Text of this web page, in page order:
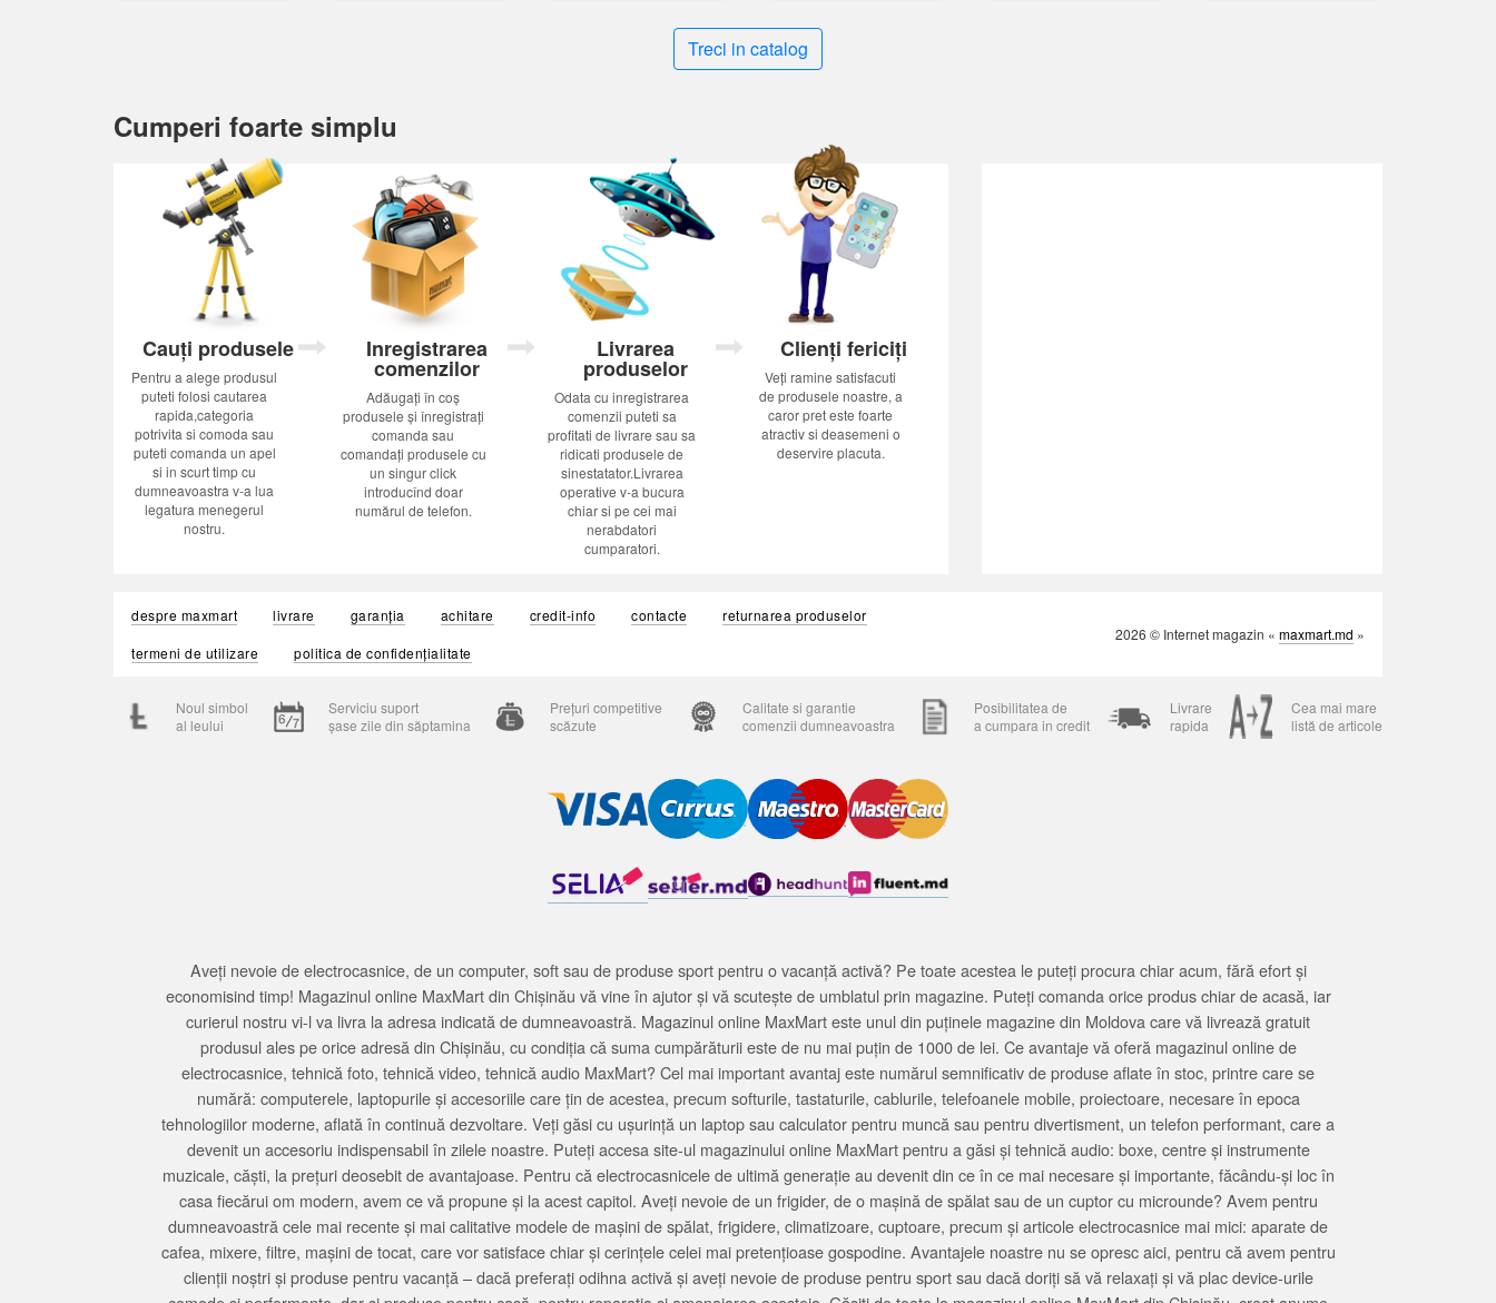
Treci in catalog
Cumperi foarte simplu
Cauți produsele
Pentru a alege produsul
puteti folosi cautarea
rapida,categoria
potrivita si comoda sau
puteti comanda un apel
si in scurt timp cu
dumneavoastra v-a lua
legatura menegerul
nostru.
Inregistrarea
comenzilor
Adăugați în coș
produsele și înregistrați
comanda sau
comandați produsele cu
un singur click
introducînd doar
numărul de telefon.
Livrarea
produselor
Odata cu inregistrarea
comenzii puteti sa
profitati de livrare sau sa
ridicati produsele de
sinestatator.Livrarea
operative v-a bucura
chiar si pe cei mai
nerabdatori
cumparatori.
Clienți fericiți
Veți ramine satisfacuti
de produsele noastre, a
caror pret este foarte
atractiv si deasemeni o
deservire placuta.
despre maxmart livrare garanția achitare credit-info contacte
returnarea produselor
termeni de utilizare
politica de confidențialitate
2026 © Internet magazin « maxmart.md »
Noul simbol
al leului
Serviciu suport
șase zile din săptamina
Prețuri competitive
scăzute
Calitate si garantie
comenzii dumneavoastra
Posibilitatea de
a cumpara in credit
Livrare
rapida
Cea mai mare
listă de articole
Aveți nevoie de electrocasnice, de un computer, soft sau de produse sport pentru o vacanță activă? Pe toate acestea le puteți procura chiar acum, fără efort și
economisind timp! Magazinul online MaxMart din Chișinău vă vine în ajutor și vă scutește de umblatul prin magazine. Puteți comanda orice produs chiar de acasă, iar
curierul nostru vi-l va livra la adresa indicată de dumneavoastră. Magazinul online MaxMart este unul din puținele magazine din Moldova care vă livrează gratuit
produsul ales pe orice adresă din Chișinău, cu condiția că suma cumpărăturii este de nu mai puțin de 1000 de lei. Ce avantaje vă oferă magazinul online de
electrocasnice, tehnică foto, tehnică video, tehnică audio MaxMart? Cel mai important avantaj este numărul semnificativ de produse aflate în stoc, printre care se
numără: computerele, laptopurile și accesoriile care țin de acestea, precum softurile, tastaturile, cablurile, telefoanele mobile, proiectoare, necesare în epoca
tehnologiilor moderne, aflată în continuă dezvoltare. Veți găsi cu ușurință un laptop sau calculator pentru muncă sau pentru divertisment, un telefon performant, care a
devenit un accesoriu indispensabil în zilele noastre. Puteți accesa site-ul magazinului online MaxMart pentru a găsi și tehnică audio: boxe, centre și instrumente
muzicale, căști, la prețuri deosebit de avantajoase. Pentru că electrocasnicele de ultimă generație au devenit din ce în ce mai necesare și importante, făcându-și loc în
casa fiecărui om modern, avem ce vă propune și la acest capitol. Aveți nevoie de un frigider, de o mașină de spălat sau de un cuptor cu microunde? Avem pentru
dumneavoastră cele mai recente și mai calitative modele de mașini de spălat, frigidere, climatizoare, cuptoare, precum și articole electrocasnice mai mici: aparate de
cafea, mixere, filtre, mașini de tocat, care vor satisface chiar și cerințele celei mai pretențioase gospodine. Avantajele noastre nu se opresc aici, pentru că avem pentru
clienții noștri și produse pentru vacanță – dacă preferați odihna activă și aveți nevoie de produse pentru sport sau dacă doriți să vă relaxați și vă plac device-urile